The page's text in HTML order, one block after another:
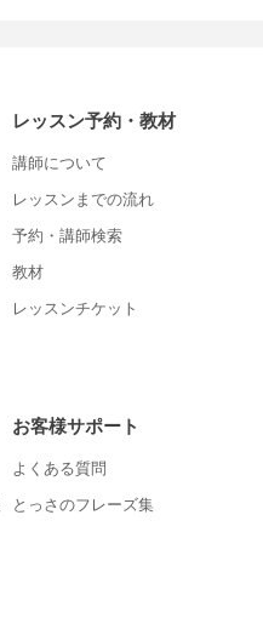
レッスン予約・教材
講師について
レッスンまでの流れ
予約・講師検索
教材
レッスンチケット
お客様サポート
よくある質問
とっさのフレーズ集